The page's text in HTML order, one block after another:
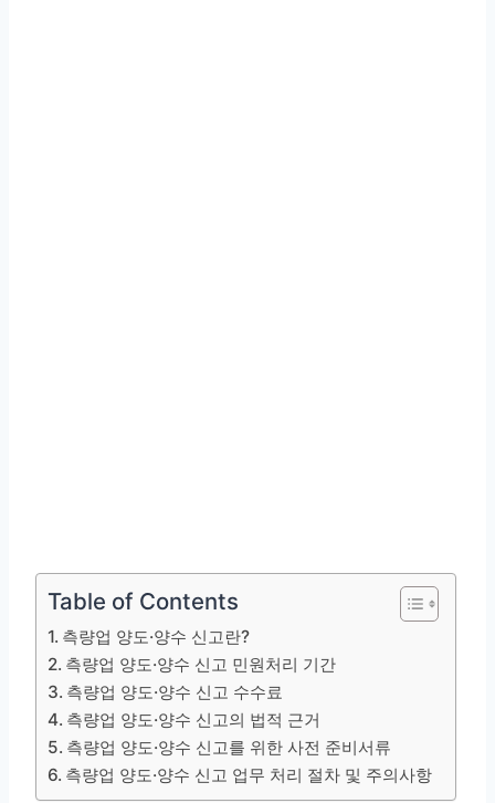
Table of Contents
측량업 양도·양수 신고란?
측량업 양도·양수 신고 민원처리 기간
측량업 양도·양수 신고 수수료
측량업 양도·양수 신고의 법적 근거
측량업 양도·양수 신고를 위한 사전 준비서류
측량업 양도·양수 신고 업무 처리 절차 및 주의사항